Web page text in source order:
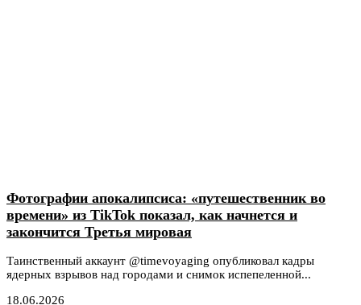
Фотографии апокалипсиса: «путешественник во
времени» из TikTok показал, как начнется и
закончится Третья мировая
Таинственный аккаунт @timevoyaging опубликовал кадры
ядерных взрывов над городами и снимок испепеленной...
18.06.2026